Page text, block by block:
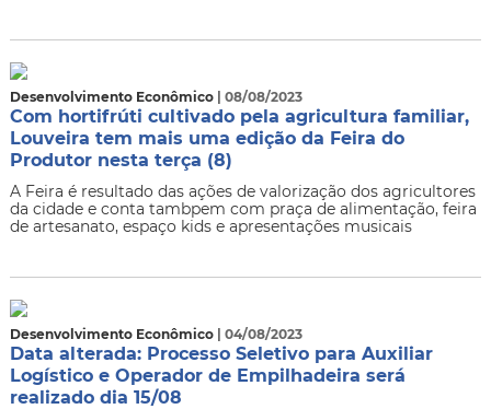
Desenvolvimento Econômico | 08/08/2023
Com hortifrúti cultivado pela agricultura familiar,
Louveira tem mais uma edição da Feira do
Produtor nesta terça (8)
A Feira é resultado das ações de valorização dos agricultores
da cidade e conta tambpem com praça de alimentação, feira
de artesanato, espaço kids e apresentações musicais
Desenvolvimento Econômico | 04/08/2023
Data alterada: Processo Seletivo para Auxiliar
Logístico e Operador de Empilhadeira será
realizado dia 15/08